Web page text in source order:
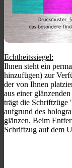
Echtheitssiegel:
Ihnen steht ein
hinzufügen) zur
der von Ihnen
aus einer
trägt die
aufgrund des
glänzen. Beim
Schriftzug auf dem